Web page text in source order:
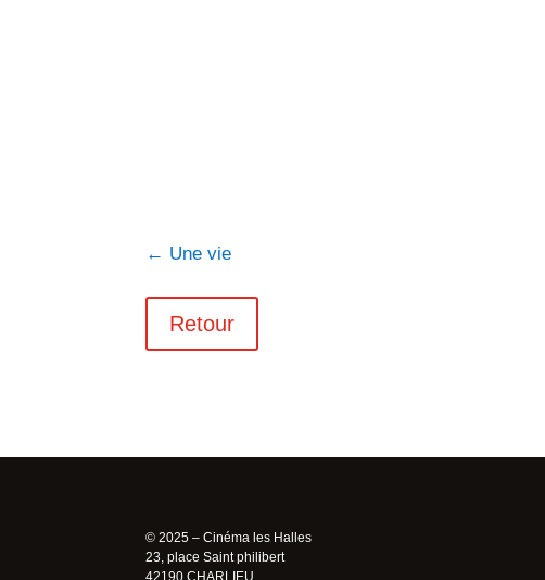
← Une vie
Retour
© 2025 – Cinéma les Halles
23, place Saint philibert
42190 CHARLIEU